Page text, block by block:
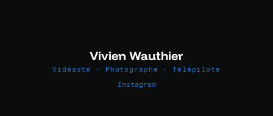
Vivien Wauthier
Vidéaste · Photographe · Télépilote
Instagram